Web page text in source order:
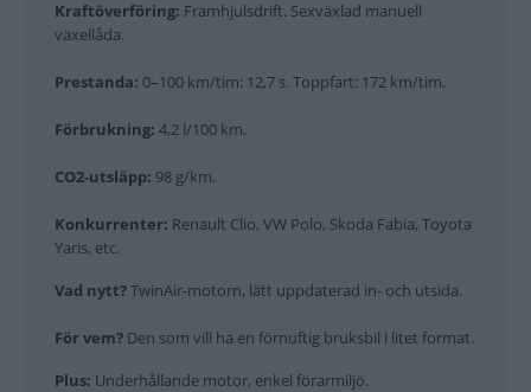
Kraftöverföring: Framhjulsdrift. Sexväxlad manuell
växellåda.
Prestanda: 0–100 km/tim: 12,7 s. Toppfart: 172 km/tim.
Förbrukning: 4,2 l/100 km.
CO2-utsläpp: 98 g/km.
Konkurrenter: Renault Clio, VW Polo, Skoda Fabia, Toyota
Yaris, etc.
Vad nytt?TwinAir-motorn, lätt uppdaterad in- och utsida.
För vem? Den som vill ha en förnuftig bruksbil i litet format.
Plus: Underhållande motor, enkel förarmiljö.